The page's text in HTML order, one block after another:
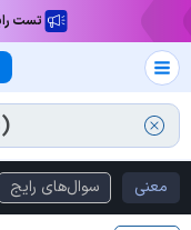
تست
معنی سوال‌های رایج